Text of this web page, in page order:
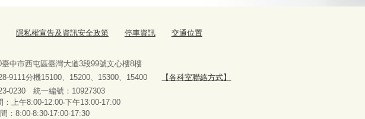
隱私權宣告及資訊安全政策 停車資訊 交通位置
中市西屯區臺灣大道3段99號文心樓8樓
9111分機15100、15200、15300、15400
【各科室聯絡方式】
0230 統一編號 ： 10927303
午8:00-12:00‧下午13:00-17:00
：8:00-8:30‧17:00-17:30